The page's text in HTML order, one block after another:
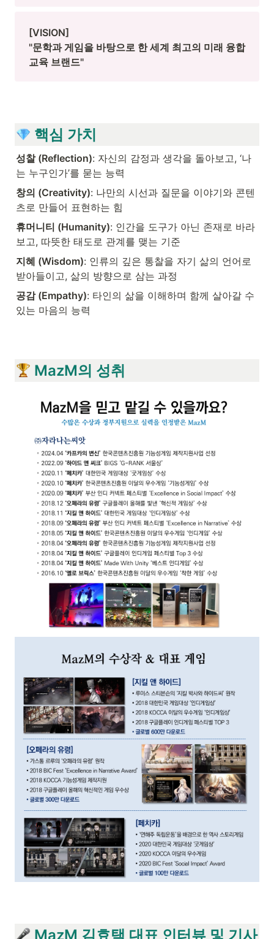
[VISION]
"문학과 게임을 바탕으로 한 세계 최고의 미래 융합
교육 브랜드"
핵심 가치
성찰 (Reflection): 자신의 감정과 생각을 돌아보고, ‘나
는 누구인가’를 묻는 능력
창의 (Creativity): 나만의 시선과 질문을 이야기와 콘텐
츠로 만들어 표현하는 힘
휴머니티 (Humanity): 인간을 도구가 아닌 존재로 바라
보고, 따뜻한 태도로 관계를 맺는 기준
지혜 (Wisdom): 인류의 깊은 통찰을 자기 삶의 언어로
받아들이고, 삶의 방향으로 삼는 과정
공감 (Empathy): 타인의 삶을 이해하며 함께 살아갈 수
있는 마음의 능력
MazM의 성취
MazM 김효택 대표 인터뷰 및 기사